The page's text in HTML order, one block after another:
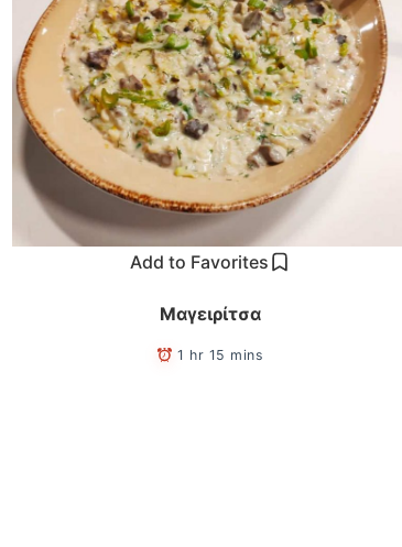
Add to Favorites
Μαγειρίτσα
1 hr 15 mins